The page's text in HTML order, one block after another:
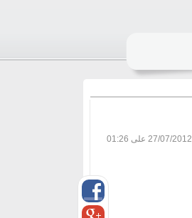
27/07/2012 على 01:26